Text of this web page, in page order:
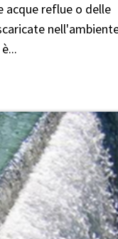
reflue o delle